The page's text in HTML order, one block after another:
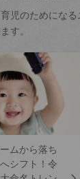
児のためにな
す。
ムから落ち
シフト！令